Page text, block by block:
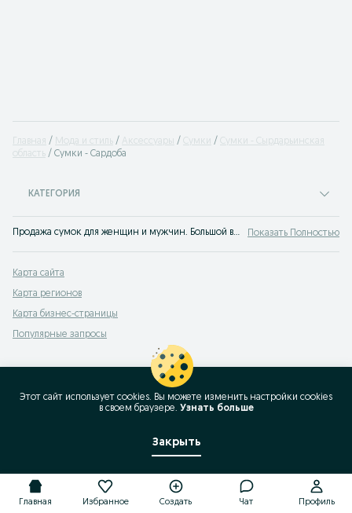
Главная Мода и стиль Аксессуары Сумки
Сумки - Сырдарьинская
область
Сумки - Сардоба
КАТЕГОРИЯ
Продажа сумок для женщин и мужчин. Большой выбор красивых сумок на доске объявлений OLX.uz Сардоба. Покупай модные сумки на OLX (ранее Torg)! Показать Полностью
Карта сайта
Карта регионов
Карта бизнес-страницы
Популярные запросы
Главная Избранное Создать Чат Профиль
Этот сайт использует cookies. Вы можете изменить настройки cookies
в своeм браузере. Узнать больше
Закрыть